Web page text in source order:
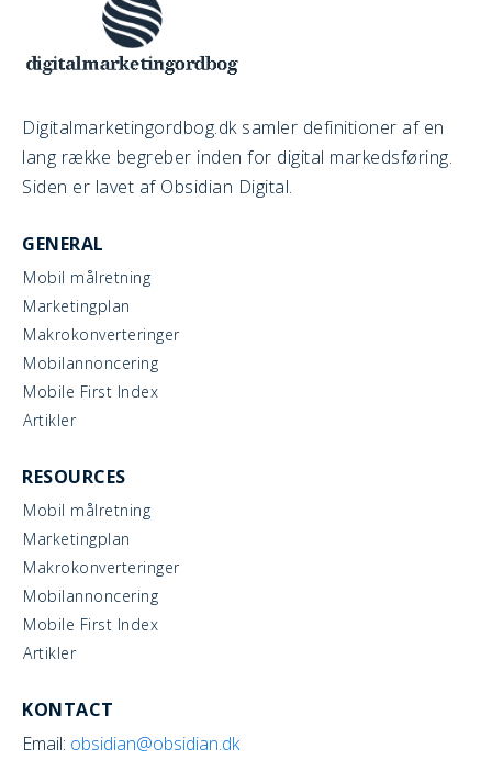
Digitalmarketingordbog.dk samler definitioner af en
lang række begreber inden for digital markedsføring.
Siden er lavet af Obsidian Digital.
GENERAL
Mobil målretning
Marketingplan
Makrokonverteringer
Mobilannoncering
Mobile First Index
Artikler
RESOURCES
Mobil målretning
Marketingplan
Makrokonverteringer
Mobilannoncering
Mobile First Index
Artikler
KONTACT
Email: obsidian@obsidian.dk